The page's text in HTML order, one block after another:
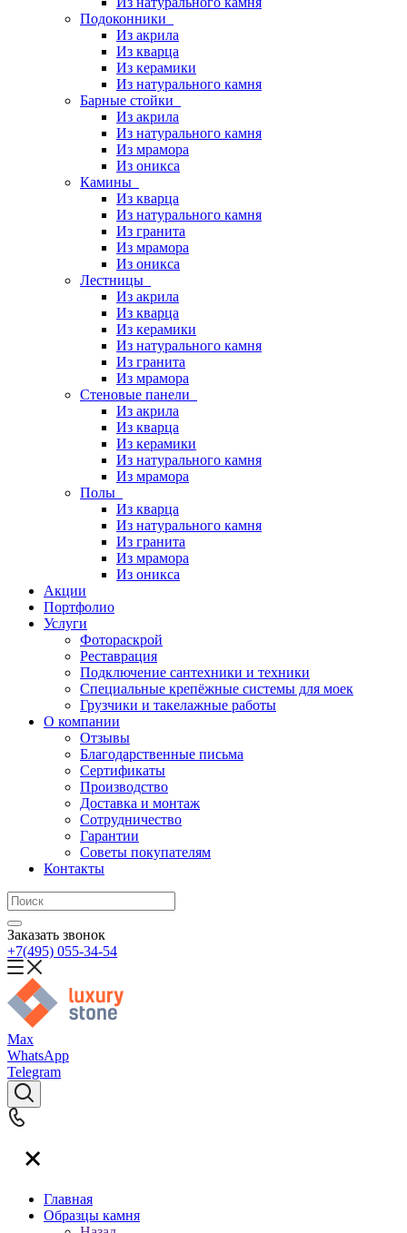
Подоконники
Из акрила
Из кварца
Из керамики
Из натурального камня
Барные стойки
Из акрила
Из натурального камня
Из мрамора
Из оникса
Камины
Из кварца
Из натурального камня
Из гранита
Из мрамора
Из оникса
Лестницы
Из акрила
Из кварца
Из керамики
Из натурального камня
Из гранита
Из мрамора
Стеновые панели
Из акрила
Из кварца
Из керамики
Из натурального камня
Из мрамора
Полы
Из кварца
Из натурального камня
Из гранита
Из мрамора
Из оникса
Акции
Портфолио
Услуги
Фотораскрой
Реставрация
Подключение сантехники и техники
Специальные крепёжные системы для моек
Грузчики и такелажные работы
О компании
Отзывы
Благодарственные письма
Сертификаты
Производство
Доставка и монтаж
Сотрудничество
Гарантии
Советы покупателям
Контакты
Заказать звонок
+7(495) 055-34-54
Max
WhatsApp
Telegram
Главная
Образцы камня